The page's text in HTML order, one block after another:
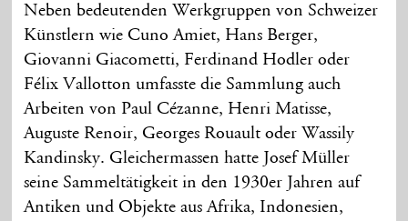
Neben bedeutenden Werkgruppen von Schweizer
Künstlern wie Cuno Amiet, Hans Berger,
Giovanni Giacometti, Ferdinand Hodler oder
Félix Vallotton umfasste die Sammlung auch
Arbeiten von Paul Cézanne, Henri Matisse,
Auguste Renoir, Georges Rouault oder Wassily
Kandinsky. Gleichermassen hatte Josef Müller
seine Sammeltätigkeit in den 1930er Jahren auf
Antiken und Objekte aus Afrika, Indonesien,